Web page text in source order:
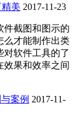
美 2017-11-23
件截图和图示的
么才能制作出类
对软件工具的了
效果和效率之间
案例 2017-11-